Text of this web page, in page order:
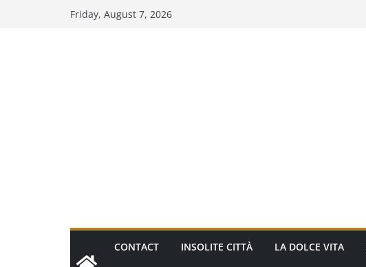
Friday, August 7, 2026
CONTACT INSOLITE CITTÀ LA DOLCE VITA